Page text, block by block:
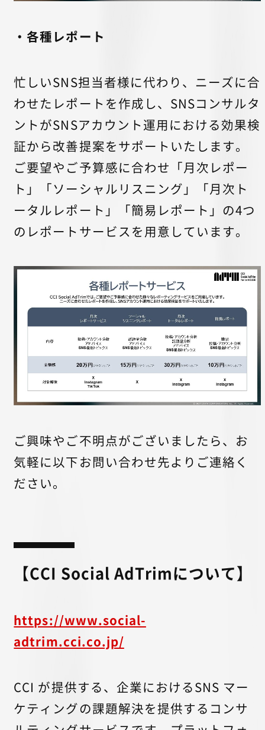
・各種レポート
忙しいSNS担当者様に代わり、ニーズに合
わせたレポートを作成し、SNSコンサルタ
ントがSNSアカウント運用における効果検
証から改善提案をサポートいたします。
ご要望やご予算感に合わせ「月次レポー
ト」「ソーシャルリスニング」「月次ト
ータルレポート」「簡易レポート」の4つ
のレポートサービスを用意しています。
ご興味やご不明点がございましたら、お
気軽に以下お問い合わせ先よりご連絡く
ださい。
【CCI Social AdTrimについて】
https://www.social-
adtrim.cci.co.jp/
CCI が提供する、企業におけるSNS マー
ケティングの課題解決を提供するコンサ